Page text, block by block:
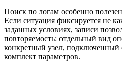
Поиск по логам особенно
Если ситуация фиксируется не
заданных условиях, записи
повторяемость: отдельный вид
конкретный узел, подключенный
комплект параметров.